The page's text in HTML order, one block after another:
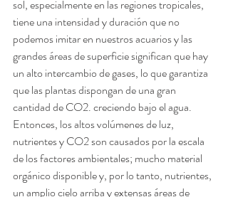
sol, especialmente en las regiones tropicales,
tiene una intensidad y duración que no
podemos imitar en nuestros acuarios y las
grandes áreas de superficie significan que hay
un alto intercambio de gases, lo que garantiza
que las plantas dispongan de una gran
cantidad de CO2. creciendo bajo el agua.
Entonces, los altos volúmenes de luz,
nutrientes y CO2 son causados por la escala
de los factores ambientales; mucho material
orgánico disponible y, por lo tanto, nutrientes,
un amplio cielo arriba y extensas áreas de